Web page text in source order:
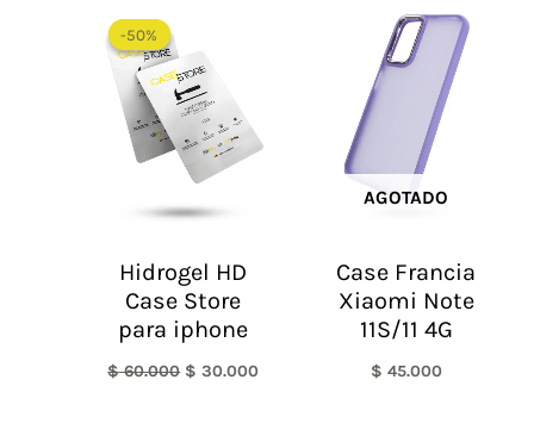
-50%
-50%
Hidrogel HD
Case Store
para iphone
$60.000
era:
$ 60.000.
$ 30.000
AGOTADO
Case Francia
Xiaomi Note
11S/11 4G
$ 45.000